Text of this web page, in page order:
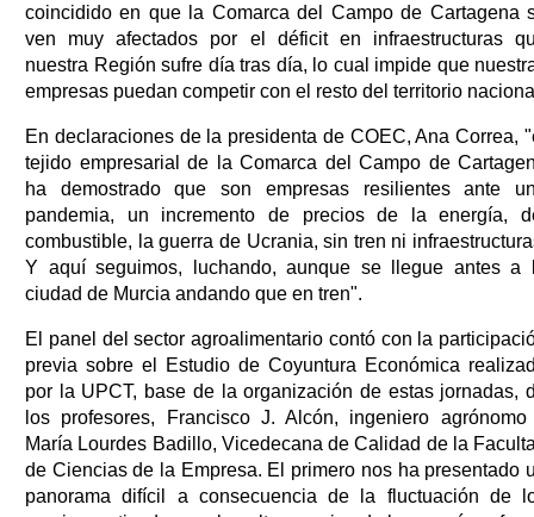
coincidido en que la Comarca del Campo de Cartagena
ven muy afectados por el déficit en infraestructuras
nuestra Región sufre día tras día, lo cual impide que
empresas puedan competir con el resto del territorio
En declaraciones de la presidenta de COEC, Ana Correa,
tejido empresarial de la Comarca del Campo de
ha demostrado que son empresas resilientes ante
pandemia, un incremento de precios de la energía,
combustible, la guerra de Ucrania, sin tren ni
Y aquí seguimos, luchando, aunque se llegue antes a
ciudad de Murcia andando que en tren".
El panel del sector agroalimentario contó con la
previa sobre el Estudio de Coyuntura Económica
por la UPCT, base de la organización de estas jornadas,
los profesores, Francisco J. Alcón, ingeniero
María Lourdes Badillo, Vicedecana de Calidad de la
de Ciencias de la Empresa. El primero nos ha presentado
panorama difícil a consecuencia de la fluctuación de